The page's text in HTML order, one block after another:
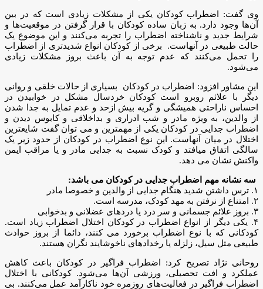
وی گفت: اضطراب کودکان یکی از مشکلات زیادی است که در بین
آن‌ها وجود دارد. به زبان ساده کودکان با قرار گرفتن در موقعیت‌ها و
شرایط جدید و ناشناخته اضطراب را تجربه می‌کنند و این موضوع یک
حالت طبیعی در آنهاست. برخی از کودکان انواع شدیدتری از اضطراب
را تحمل می‌کنند که عدم توجه به آن باعث بروز مشکلات زیادی
می‌شود.
این مشاور افزود: اضطراب در کودکان بسیاری از حالات خلقی و روانی
دیگر با علائم روبرو است کودکان خردسال مشکل در خوابیدن در
احساس ناراحتی همیشگی و گریه بیش ازحد و عدم تمایل به جدا شدن
از والدین، به ویژه مادر و شب ادراری و بداخلاقی و کابوس دیدن و
اضطراب جدایی در کودکان یکی از مهمترین و می توان گفت شایعترین
اختلال در میان آنهاست. این نوع اضطراب در کودکان از حدود زیر یک
سالگی اتفاق میافتد و کودک نسبت به جدایی مادر و یا مراقب ایمن
واکنش نشان می دهد.
سه نشانه مهم اضطراب جدایی در کودکان می باشد:
۱. ترس داشتن شدید هنگام جدایی از والدین و خصوصا مادر
۲. امتناع از نرفتن به مهد کودک، مدرسه است.
۳. بروز علائم جسمانی و سر درد یا درد‌های عضلانی و بدخوابی
۴. یکی دیگر از انواع اضطراب در کودکان اختلال اضطراب زیاد است.
کودکانی که با نوع اضطراب برخورد می کنند، دائما از بروز حوادث
طبیعی مثل سیل، زلزله یا رخداد‌های ناخوشایند نگران هستند.
روحانی نژاد تصریح کرد: اضطراب فراگیر در کودکان باعث کاهش
عملکرد و افت تحصیلی، ورزشی آن‌ها می‌شود. کودکانی با اختلال
اضطراب فراگیر در فعالیت‌های روزمره خود ناکارآمد عمل می‌کنند. بی